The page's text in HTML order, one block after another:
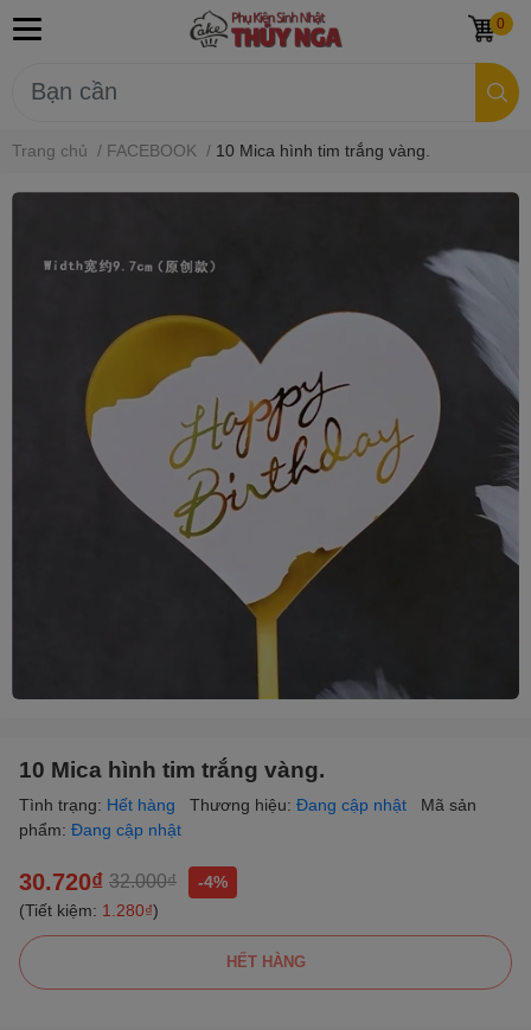
0
Trang chủ / FACEBOOK / 10 Mica hình tim trắng vàng.
10 Mica hình tim trắng vàng.
Tình trạng: Hết hàng Thương hiệu: Đang cập nhật
Mã sản
phẩm: Đang cập nhật
30.720₫ 32.000₫
-4%
(Tiết kiệm: 1.280₫)
HẾT HÀNG